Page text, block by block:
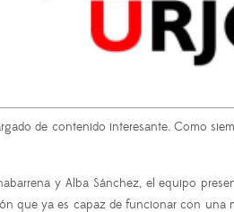
de contenido interesante. Como
y Alba Sánchez, el equipo
que ya es capaz de funcionar con